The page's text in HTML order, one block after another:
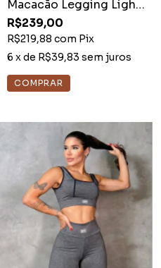
Macacão Legging Light
Preto Tela Busto
R$239,00
R$219,88 com Pix
6 x de R$39,83 sem juros